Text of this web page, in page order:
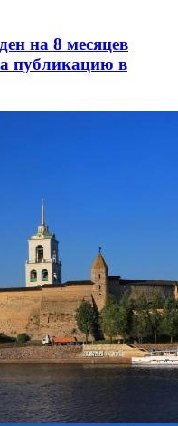
на 8 месяцев
публикацию в